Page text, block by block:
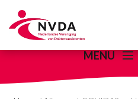
COVID19
MENU